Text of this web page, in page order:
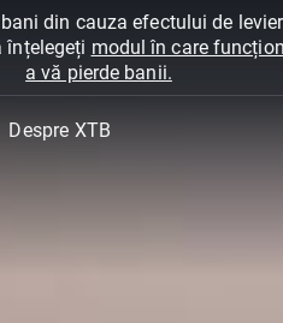
din cauza efectului de
înțelegeți modul în care
a vă pierde banii.
Despre XTB